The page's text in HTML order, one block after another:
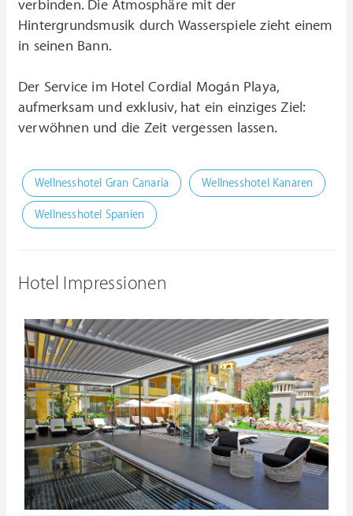
verbinden. Die Atmosphäre mit der
Hintergrundsmusik durch Wasserspiele zieht einem
in seinen Bann.
Der Service im Hotel Cordial Mogán Playa,
aufmerksam und exklusiv, hat ein einziges Ziel:
verwöhnen und die Zeit vergessen lassen.
Wellnesshotel Gran Canaria Wellnesshotel Kanaren
Wellnesshotel Spanien
Hotel Impressionen